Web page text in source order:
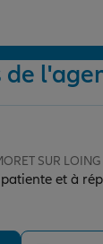
de
SUR LOING
et à